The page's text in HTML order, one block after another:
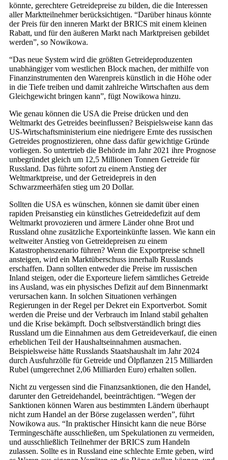
könnte, gerechtere Getreidepreise zu bilden, die die Interessen
aller Marktteilnehmer berücksichtigen. “Darüber hinaus könnte
der Preis für den inneren Markt der BRICS mit einem kleinen
Rabatt, und für den äußeren Markt nach Marktpreisen gebildet
werden”, so Nowikowa.
“Das neue System wird die größten Getreideproduzenten
unabhängiger vom westlichen Block machen, der mithilfe von
Finanzinstrumenten den Warenpreis künstlich in die Höhe oder
in die Tiefe treiben und damit zahlreiche Wirtschaften aus dem
Gleichgewicht bringen kann”, fügt Nowikowa hinzu.
Wie genau können die USA die Preise drücken und den
Weltmarkt des Getreides beeinflussen? Beispielsweise kann das
US-Wirtschaftsministerium eine niedrigere Ernte des russischen
Getreides prognostizieren, ohne dass dafür gewichtige Gründe
vorliegen. So untertrieb die Behörde im Jahr 2021 ihre Prognose
unbegründet gleich um 12,5 Millionen Tonnen Getreide für
Russland. Das führte sofort zu einem Anstieg der
Weltmarktpreise, und der Getreidepreis in den
Schwarzmeerhäfen stieg um 20 Dollar.
Sollten die USA es wünschen, können sie damit über einen
rapiden Preisanstieg ein künstliches Getreidedefizit auf dem
Weltmarkt provozieren und ärmere Länder ohne Brot und
Russland ohne zusätzliche Exporteinkünfte lassen. Wie kann ein
weltweiter Anstieg von Getreidepreisen zu einem
Katastrophenszenario führen? Wenn die Exportpreise schnell
ansteigen, wird ein Marktüberschuss innerhalb Russlands
erschaffen. Dann sollten entweder die Preise im russischen
Inland steigen, oder die Exporteure liefern sämtliches Getreide
ins Ausland, was ein physisches Defizit auf dem Binnenmarkt
verursachen kann. In solchen Situationen verhängen
Regierungen in der Regel per Dekret ein Exportverbot. Somit
werden die Preise und der Verbrauch im Inland stabil gehalten
und die Krise bekämpft. Doch selbstverständlich bringt dies
Russland um die Einnahmen aus dem Getreideverkauf, die einen
erheblichen Teil der Haushaltseinnahmen ausmachen.
Beispielsweise hätte Russlands Staatshaushalt im Jahr 2024
durch Ausfuhrzölle für Getreide und Ölpflanzen 215 Milliarden
Rubel (umgerechnet 2,06 Milliarden Euro) erhalten sollen.
Nicht zu vergessen sind die Finanzsanktionen, die den Handel,
darunter den Getreidehandel, beeinträchtigen. “Wegen der
Sanktionen können Waren aus bestimmten Ländern überhaupt
nicht zum Handel an der Börse zugelassen werden”, führt
Nowikowa aus. “In praktischer Hinsicht kann die neue Börse
Termingeschäfte ausschließen, um Spekulationen zu vermeiden,
und ausschließlich Teilnehmer der BRICS zum Handeln
zulassen. Sollte es in Russland eine schlechte Ernte geben, wird